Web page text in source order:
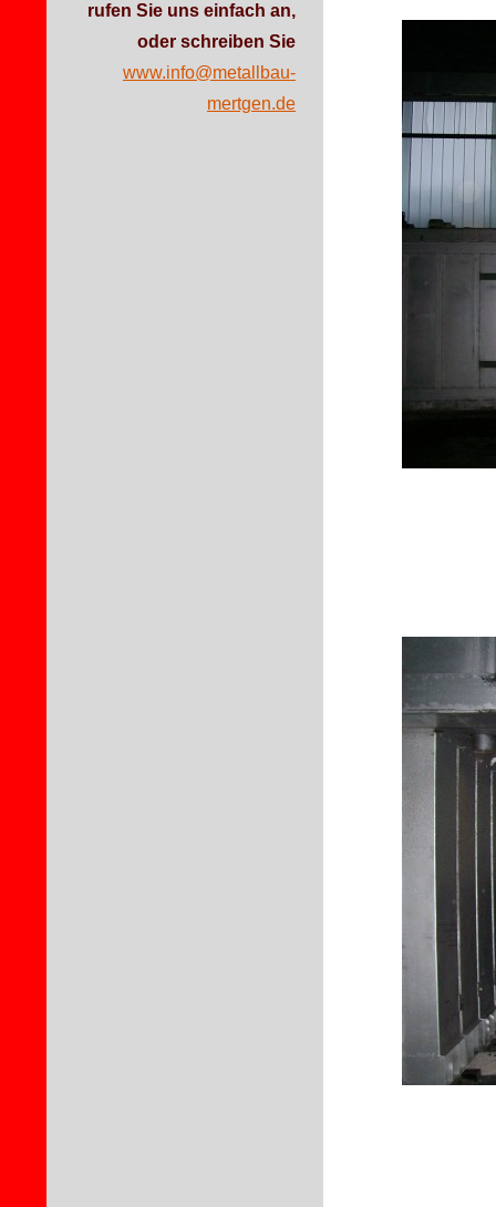
rufen Sie uns einfach an,
oder schreiben Sie
www.info@metallbau-
mertgen.de